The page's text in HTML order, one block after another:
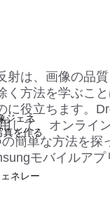
射は、画像の品
く方法を学ぶこ
に役立ちます。
して、オンライ
簡単な方法を探
モバイルア
ジェネ
真を作る
ネレー